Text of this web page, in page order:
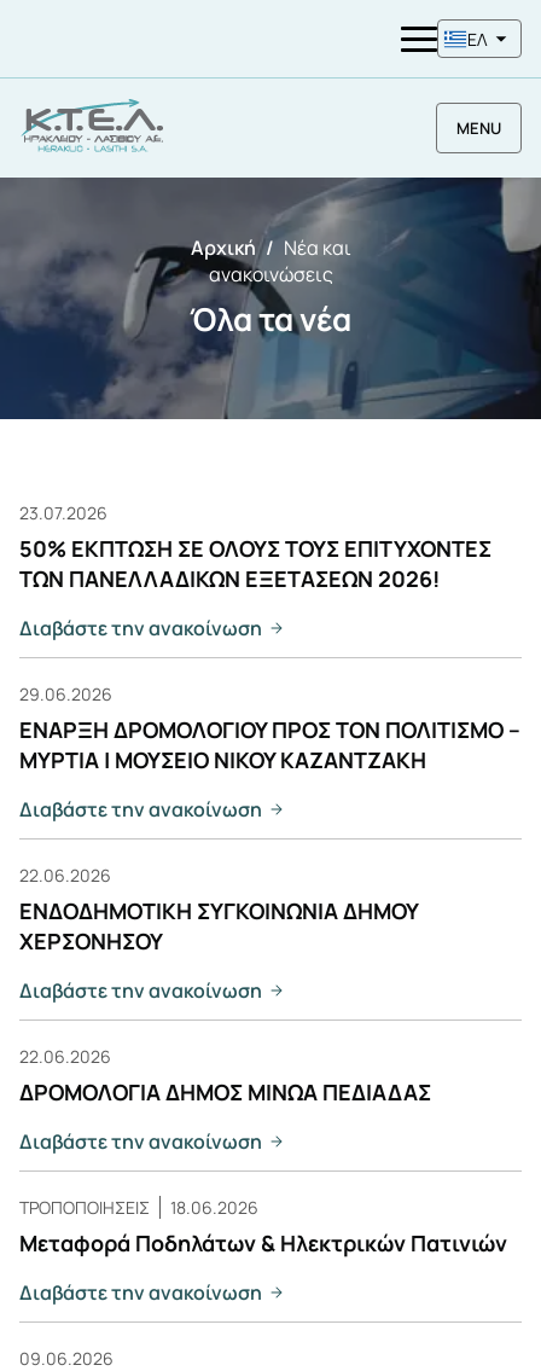
ΕΛ
MENU
Αρχική
Νέα και
ανακοινώσεις
Όλα τα νέα
23.07.2026
50% ΕΚΠΤΩΣΗ ΣΕ ΟΛΟΥΣ ΤΟΥΣ ΕΠΙΤΥΧΟΝΤΕΣ
ΤΩΝ ΠΑΝΕΛΛΑΔΙΚΩΝ ΕΞΕΤΑΣΕΩΝ 2026!
Διαβάστε την ανακοίνωση
29.06.2026
ΕΝΑΡΞΗ ΔΡΟΜΟΛΟΓΙΟΥ ΠΡΟΣ ΤΟΝ ΠΟΛΙΤΙΣΜΟ –
ΜΥΡΤΙΑ | ΜΟΥΣΕΙΟ ΝΙΚΟΥ ΚΑΖΑΝΤΖΑΚΗ
Διαβάστε την ανακοίνωση
22.06.2026
ΕΝΔΟΔΗΜΟΤΙΚΗ ΣΥΓΚΟΙΝΩΝΙΑ ΔΗΜΟΥ
ΧΕΡΣΟΝΗΣΟΥ
Διαβάστε την ανακοίνωση
22.06.2026
ΔΡΟΜΟΛΟΓΙΑ ΔΗΜΟΣ ΜΙΝΩΑ ΠΕΔΙΑΔΑΣ
Διαβάστε την ανακοίνωση
ΤΡΟΠΟΠΟΙΗΣΕΙΣ 18.06.2026
Μεταφορά Ποδηλάτων & Ηλεκτρικών Πατινιών
Διαβάστε την ανακοίνωση
09.06.2026